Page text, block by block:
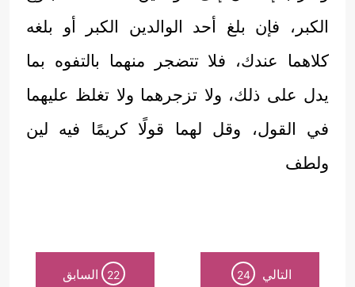
الكبر، فإن بلغ أحد الوالدين الكبر أو بلغه
كلاهما عندك، فلا تتضجر منهما بالتفوه بما
يدل على ذلك، ولا تزجرهما ولا تغلظ عليهما
في القول، وقل لهما قولًا كريمًا فيه لين
ولطف
التالي 24
22 السابق